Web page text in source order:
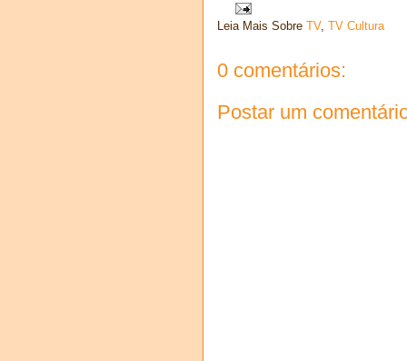
Leia Mais Sobre TV, TV Cultura
0 comentários:
Postar um